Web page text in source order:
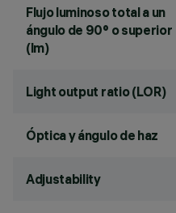
Flujo luminoso total a un
ángulo de 90° o superior
(lm)
Light output ratio (LOR)
Óptica y ángulo de haz
Adjustability